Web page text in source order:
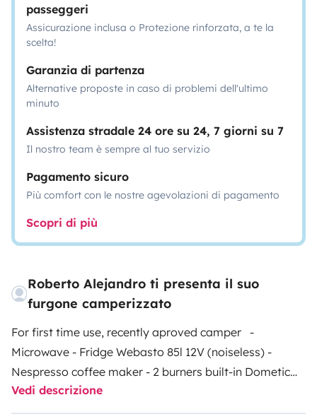
passeggeri
Assicurazione inclusa o Protezione rinforzata, a te la
scelta!
Garanzia di partenza
Alternative proposte in caso di problemi dell'ultimo
minuto
Assistenza stradale 24 ore su 24, 7 giorni su 7
Il nostro team è sempre al tuo servizio
Pagamento sicuro
Più comfort con le nostre agevolazioni di pagamento
Scopri di più
Roberto Alejandro ti presenta il suo
furgone camperizzato
For first time use, recently aproved camper -
Microwave - Fridge Webasto 85l 12V (noiseless) -
Nespresso coffee maker - 2 burners built-in Dometic
hob with electronic ignition (butane)
sink (hot and cold water) - Hairdryer - New mattresses
Vedi descrizione